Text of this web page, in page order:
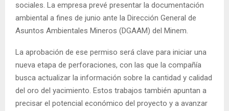
sociales. La empresa prevé presentar la documentación
ambiental a fines de junio ante la Dirección General de
Asuntos Ambientales Mineros (DGAAM) del Minem.
La aprobación de ese permiso será clave para iniciar una
nueva etapa de perforaciones, con las que la compañía
busca actualizar la información sobre la cantidad y calidad
del oro del yacimiento. Estos trabajos también apuntan a
precisar el potencial económico del proyecto y a avanzar